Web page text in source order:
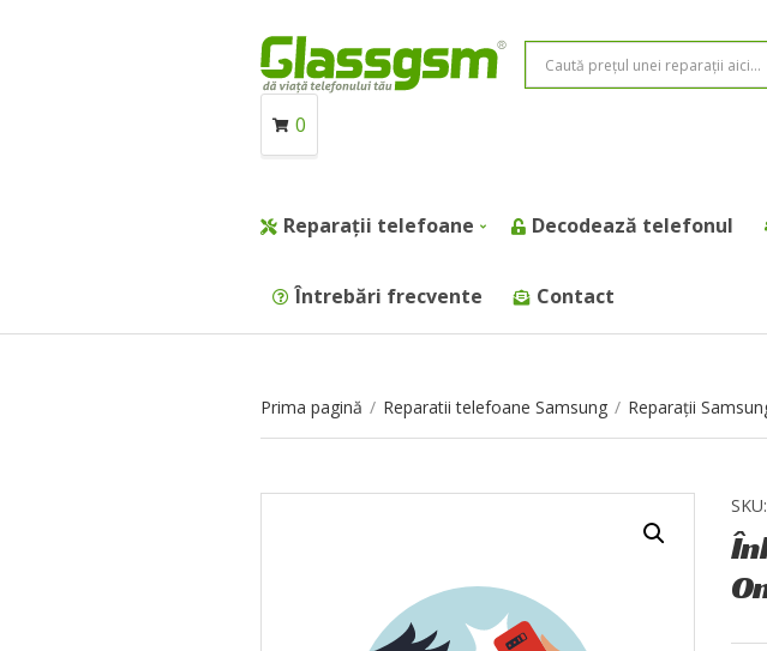
0
Reparații telefoane Decodează telefonul
Întrebări frecvente Contact
Prima pagină / Reparatii telefoane Samsung / Reparații
SKU: